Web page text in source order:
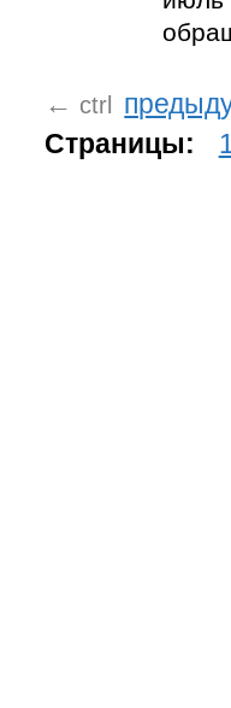
← ctrl
Страницы: